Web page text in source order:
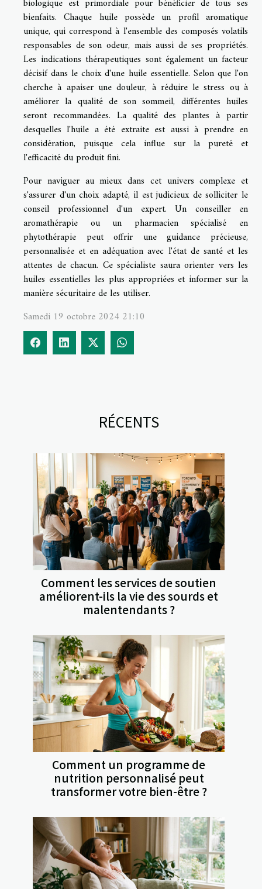
RÉCENTS
Comment les services de soutien
améliorent-ils la vie des sourds et
malentendants ?
Comment un programme de
nutrition personnalisé peut
transformer votre bien-être ?
biologique est primordiale pour bénéficier de tous ses
bienfaits. Chaque huile possède un profil aromatique
unique, qui correspond à l'ensemble des composés volatils
responsables de son odeur, mais aussi de ses propriétés.
Les indications thérapeutiques sont également un facteur
décisif dans le choix d'une huile essentielle. Selon que l'on
cherche à apaiser une douleur, à réduire le stress ou à
améliorer la qualité de son sommeil, différentes huiles
seront recommandées. La qualité des plantes à partir
desquelles l'huile a été extraite est aussi à prendre en
considération, puisque cela influe sur la pureté et
l'efficacité du produit fini.
Pour naviguer au mieux dans cet univers complexe et
s'assurer d'un choix adapté, il est judicieux de solliciter le
conseil professionnel d'un expert. Un conseiller en
aromathérapie ou un pharmacien spécialisé en
phytothérapie peut offrir une guidance précieuse,
personnalisée et en adéquation avec l'état de santé et les
attentes de chacun. Ce spécialiste saura orienter vers les
huiles essentielles les plus appropriées et informer sur la
manière sécuritaire de les utiliser.
Samedi 19 octobre 2024 21:10